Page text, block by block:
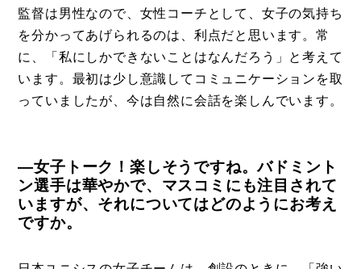
監督は男性なので、女性コーチとして、女子の気持ち
を分かってあげられるのは、利点だと思います。常
に、「私にしかできないことはなんだろう」と考えて
います。最初は少し意識してコミュニケーションを取
っていましたが、今は自然に会話を楽しんでいます。
―女子トーク！楽しそうですね。バドミント
ン選手は華やかで、マスコミにも注目されて
いますが、それについてはどのようにお考え
ですか。